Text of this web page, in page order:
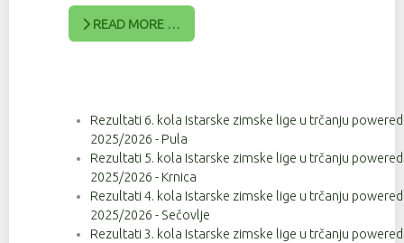
READ MORE …
Rezultati 6. kola Istarske zimske lige u trčanju
2025/2026 - Pula
Rezultati 5. kola Istarske zimske lige u trčanju
2025/2026 - Krnica
Rezultati 4. kola Istarske zimske lige u trčanju
2025/2026 - Sečovlje
Rezultati 3. kola Istarske zimske lige u trčanju